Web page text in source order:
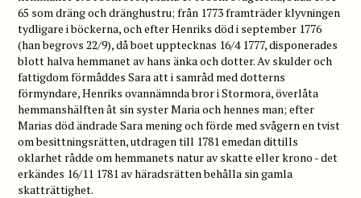
65 som dräng och dränghustru; från 1773 framträder klyvningen
tydligare i böckerna, och efter Henriks död i september 1776
(han begrovs 22/9), då boet upptecknas 16/4 1777, disponerades
blott halva hemmanet av hans änka och dotter. Av skulder och
fattigdom förmåddes Sara att i samråd med dotterns
förmyndare, Henriks ovannämnda bror i Stormora, överlåta
hemmanshälften åt sin syster Maria och hennes man; efter
Marias död ändrade Sara mening och förde med svågern en tvist
om besittningsrätten, utdragen till 1781 emedan dittills
oklarhet rådde om hemmanets natur av skatte eller krono - det
erkändes 16/11 1781 av häradsrätten behålla sin gamla
skatträttighet.